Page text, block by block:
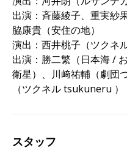
出演：斉藤綾子、重実紗
脇康貴（安住の地）
演出：西井桃子（ツクネ
出演：勝二繁（日本海 /
衛星）、川﨑祐輔（劇団
（ツクネル tsukuneru ）
スタッフ